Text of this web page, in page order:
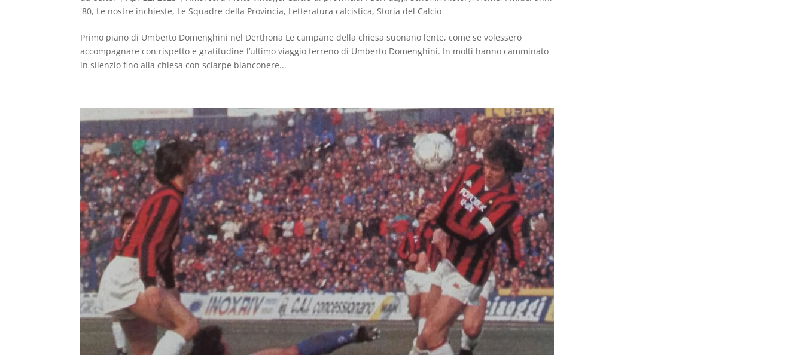
'80, Le nostre inchieste, Le Squadre della Provincia, Letteratura calcistica,Storia del Calcio
Primo piano di Umberto Domenghini nel Derthona Le campane della chiesa suonano lente, come se volessero
accompagnare con rispetto e gratitudine l’ultimo viaggio terreno di Umberto Domenghini. In molti hanno camminato
in silenzio fino alla chiesa con sciarpe bianconere...